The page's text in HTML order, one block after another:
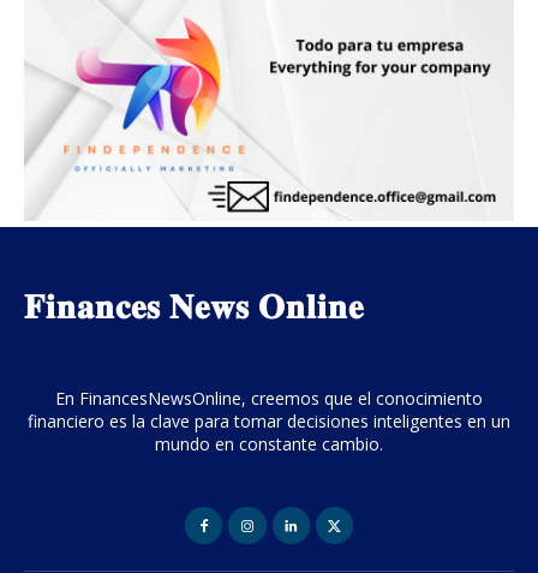
𝐅𝐢𝐧𝐚𝐧𝐜𝐞𝐬 𝐍𝐞𝐰𝐬 𝐎𝐧𝐥𝐢𝐧𝐞
En FinancesNewsOnline, creemos que el conocimiento
financiero es la clave para tomar decisiones inteligentes en un
mundo en constante cambio.